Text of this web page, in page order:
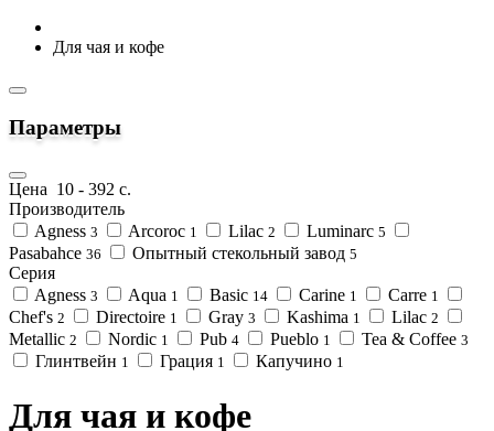
Для чая и кофе
Параметры
Цена 10 - 392 с.
Производитель
Agness 3 Arcoroc 1 Lilac 2 Luminarc 5
Pasabahce 36 Опытный стекольный завод 5
Серия
Agness 3 Aqua 1 Basic 14 Carine 1 Carre 1
Chef's 2 Directoire 1 Gray 3 Kashima 1 Lilac 2
Metallic 2 Nordic 1 Pub 4 Pueblo 1 Tea & Coffee 3
Глинтвейн 1 Грация 1 Капучино 1
Для чая и кофе